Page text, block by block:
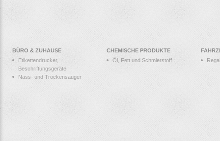
BÜRO & ZUHAUSE
Etikettendrucker,
Beschriftungsgeräte
Nass- und Trockensauger
CHEMISCHE PRODUKTE
Öl, Fett und Schmierstoff